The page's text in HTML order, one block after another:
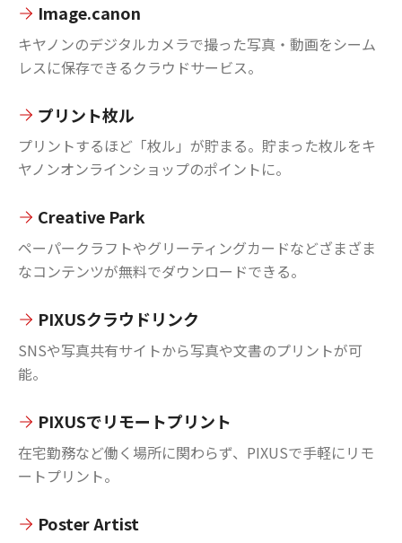
Image.canon
キヤノンのデジタルカメラで撮った写真・動画をシーム
レスに保存できるクラウドサービス。
プリント枚ル
プリントするほど「枚ル」が貯まる。貯まった枚ルをキ
ヤノンオンラインショップのポイントに。
Creative Park
ペーパークラフトやグリーティングカードなどざまざま
なコンテンツが無料でダウンロードできる。
PIXUSクラウドリンク
SNSや写真共有サイトから写真や文書のプリントが可
能。
PIXUSでリモートプリント
在宅勤務など働く場所に関わらず、PIXUSで手軽にリモ
ートプリント。
Poster Artist